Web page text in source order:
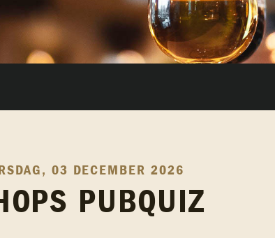
03 DECEMBER 2026
PUBQUIZ